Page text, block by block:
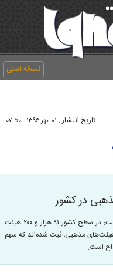
نسخه اصلی
تاریخ انتشار : ۰۱ مهر ۱۳۹۶ - ۰۷:۵۰
گروه اجتماعی: رئیس شورای هیئات‌ مذهبی کشور گفت: در سطح کشور ۹۱ هزار و ۲۰۰ هیئت
ثبت هیئت‌های مذهبی، ثبت شده‌اند که سهم